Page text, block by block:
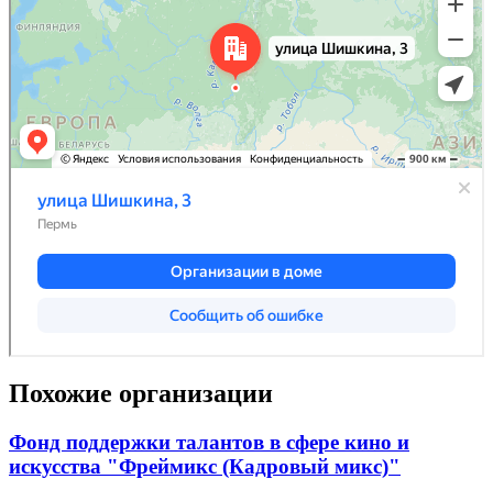
Похожие организации
Фонд поддержки талантов в сфере кино и
искусства "Фреймикс (Кадровый микс)"